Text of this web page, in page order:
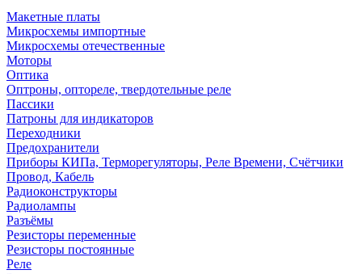
Макетные платы
Микросхемы импортные
Микросхемы отечественные
Моторы
Оптика
Оптроны, оптореле, твердотельные реле
Пассики
Патроны для индикаторов
Переходники
Предохранители
Приборы КИПа, Терморегуляторы, Реле Времени, Счётчики
Провод, Кабель
Радиоконструкторы
Радиолампы
Разъёмы
Резисторы переменные
Резисторы постоянные
Реле